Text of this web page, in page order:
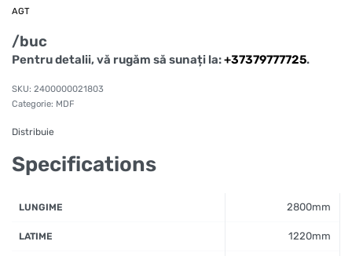
AGT
/buc
Pentru detalii, vă rugăm să sunați la:+37379777725.
2400000021803
Categorie: MDF
Distribuie
Specifications
LUNGIME 2800mm
LATIME 1220mm